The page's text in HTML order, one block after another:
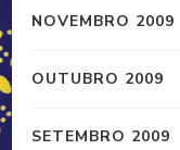
NOVEMBRO 2009
OUTUBRO 2009
SETEMBRO 2009